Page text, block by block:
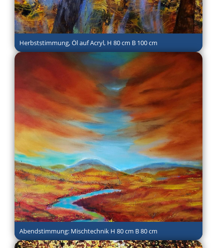
Herbststimmung, Öl auf Acryl, H 80 cm B 100 cm
Abendstimmung: Mischtechnik H 80 cm B 80 cm